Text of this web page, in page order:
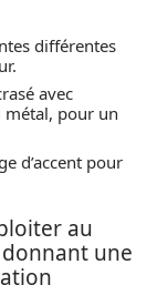
différentes
avec
métal, pour un
d’accent pour
au
une